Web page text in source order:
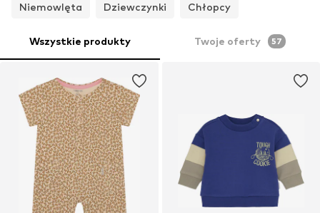
Niemowlęta
Dziewczynki Chłopcy
Wszystkie produkty Twoje oferty 57